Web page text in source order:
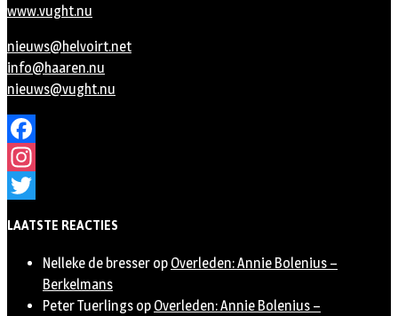
www.vught.nu
nieuws@helvoirt.net
info@haaren.nu
nieuws@vught.nu
Facebook
Instagram
LAATSTE REACTIES
Nelleke de bresser op Overleden: Annie Bolenius –
Berkelmans
Peter Tuerlings op Overleden: Annie Bolenius –